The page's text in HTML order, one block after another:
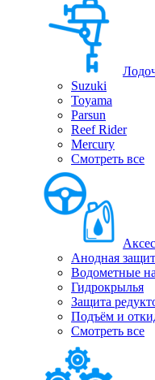
Suzuki
Toyama
Parsun
Reef Rider
Mercury
Смотреть все
Анодная
Водометные
Гидрокрылья
Защита
Подъём и
Смотреть все